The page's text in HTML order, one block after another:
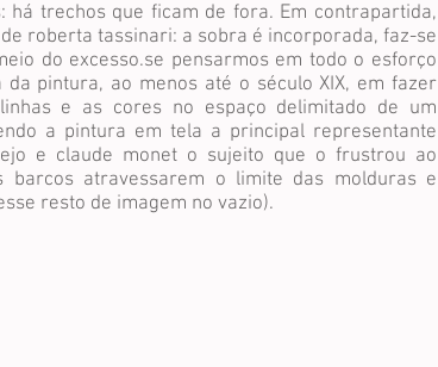
há trechos que ficam de fora. Em contrapartida,
roberta tassinari: a sobra é incorporada, faz-se
do excesso.se pensarmos em todo o esforço
da pintura, ao menos até o século XIX, em fazer
e as cores no espaço delimitado de um
a pintura em tela a principal representante
e claude monet o sujeito que o frustrou ao
barcos atravessarem o limite das molduras e
resto de imagem no vazio).